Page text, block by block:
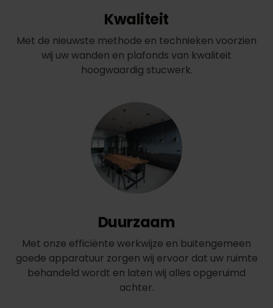
Kwaliteit
Met de nieuwste methode en technieken voorzien
wij uw wanden en plafonds van kwaliteit
hoogwaardig stucwerk.
Duurzaam
Met onze efficiënte werkwijze en buitengemeen
goede apparatuur zorgen wij ervoor dat uw ruimte
behandeld wordt en laten wij alles opgeruimd
achter.